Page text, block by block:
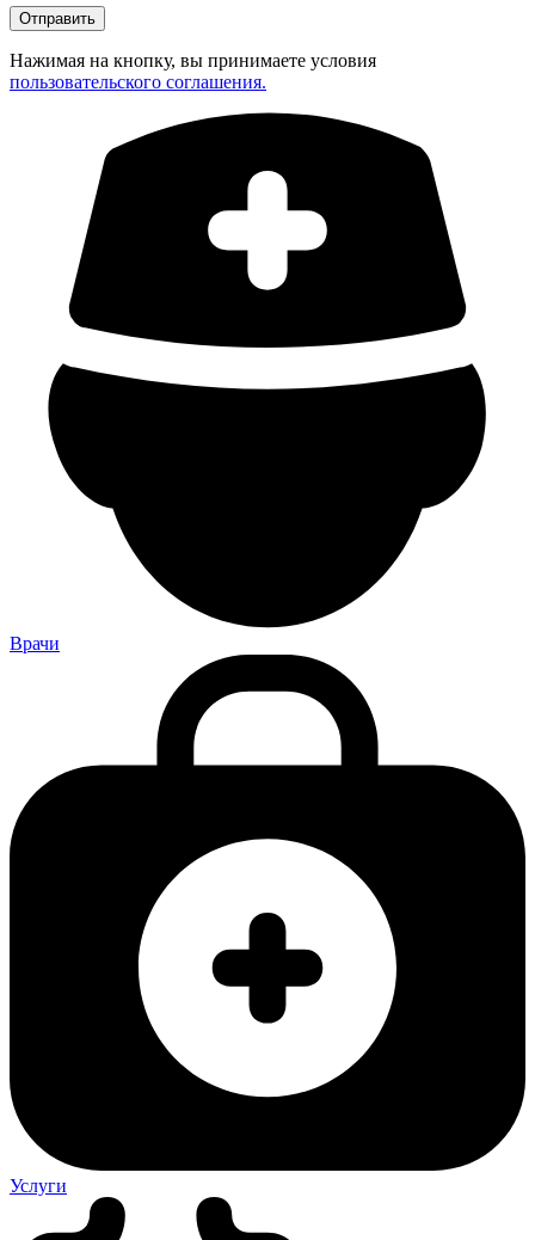
Нажимая на кнопку, вы принимаете условия
пользовательского соглашения.
Врачи
Услуги